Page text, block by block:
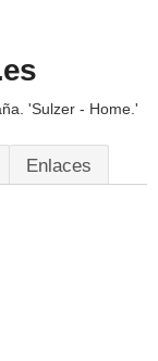
'Sulzer - Home.'
Enlaces